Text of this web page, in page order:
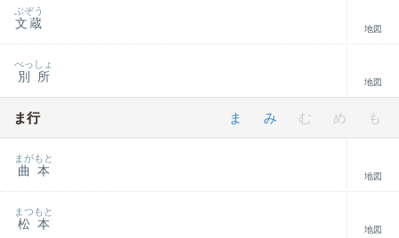
文蔵
ぶぞう
地図
別所
べっしょ
地図
ま行 ま み む め も
曲本
まがもと
地図
松本
まつもと
地図